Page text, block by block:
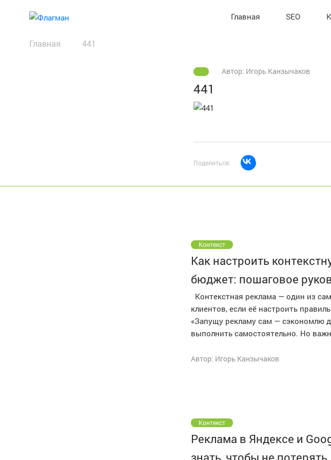
Главная SEO
Главная 441
Автор: Игорь Канзычаков
441
Поделиться:
Контекст
Как настроить
бюджет: пошаговое
Контекстная реклама — один из
клиентов, если её настроить
«Запущу рекламу сам — сэкономлю
выполнить самостоятельно. Но
Автор: Игорь Канзычаков
Контекст
Реклама в Яндексе и